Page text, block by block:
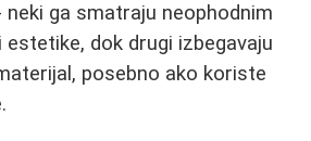
neki ga smatraju neophodnim
dok drugi izbegavaju
posebno ako koriste